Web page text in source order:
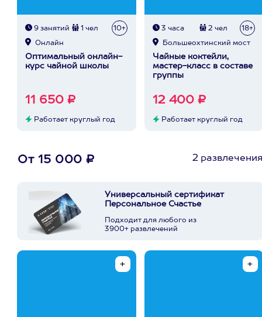
9 занятий 1 чел 10+
Онлайн
Оптимальный онлайн-
курс чайной школы
11 650 ₽
Работает круглый год
3 часа 2 чел 18+
Большеохтинский мост
Чайные коктейли,
мастер-класс в составе
группы
12 400 ₽
Работает круглый год
От 15 000 ₽ 2
Универсальный сертификат
Персональное Счастье
Подходит для любого из
3900+ развлечений